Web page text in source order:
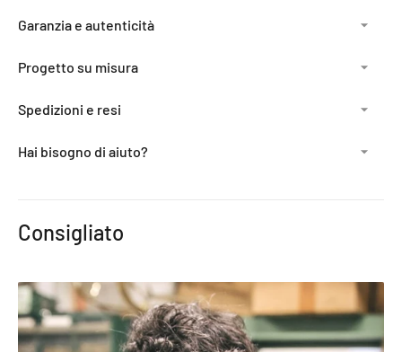
Garanzia e autenticità
Progetto su misura
Spedizioni e resi
Hai bisogno di aiuto?
prodotto
Consigliato